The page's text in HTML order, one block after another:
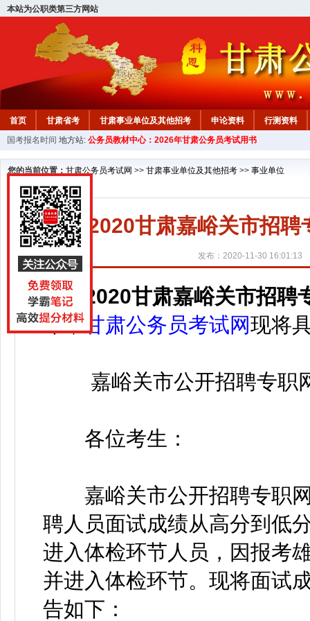
本站为公职类第三方网站
首页 甘肃省考 甘肃事业单位及其他招考 申论资料
行测资料
国考报名时间 地方站: 公务员教材中心：2026年甘肃公务员考试用书
您的当前位置： 甘肃公务员考试网 >> 甘肃事业单位及其他招考 >> 事业单位
2020甘肃嘉峪关市招
发布：2020-11-30 16:01:13
2020甘肃嘉峪关市招
布，甘肃公务员考试网现将
嘉峪关市公开招聘专职
各位考生：
嘉峪关市公开招聘专职网
聘人员面试成绩从高分到低
进入体检环节人员，因报考
并进入体检环节。现将面试
告如下：